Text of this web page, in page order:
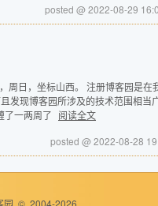
posted @ 2022-08-29
周日，坐标山西。 注册博客园是
发现博客园所涉及的技术范围相
了一两周了 阅读全文
posted @ 2022-08-28
园 © 2004-2026